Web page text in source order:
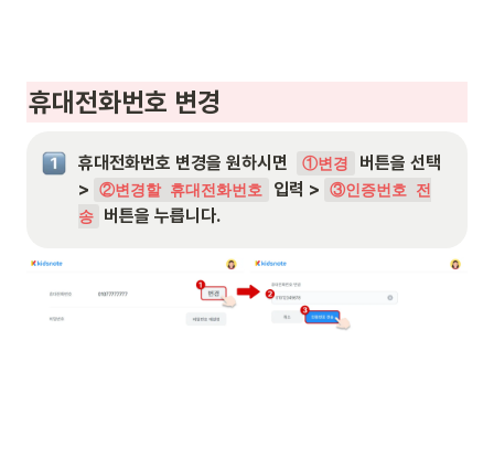
휴대전화번호 변경
휴대전화번호 변경을 원하시면 ①변경
버튼을 선택
>
②변경할 휴대전화번호 입력 >
③인증번호 전
송
버튼을 누릅니다.